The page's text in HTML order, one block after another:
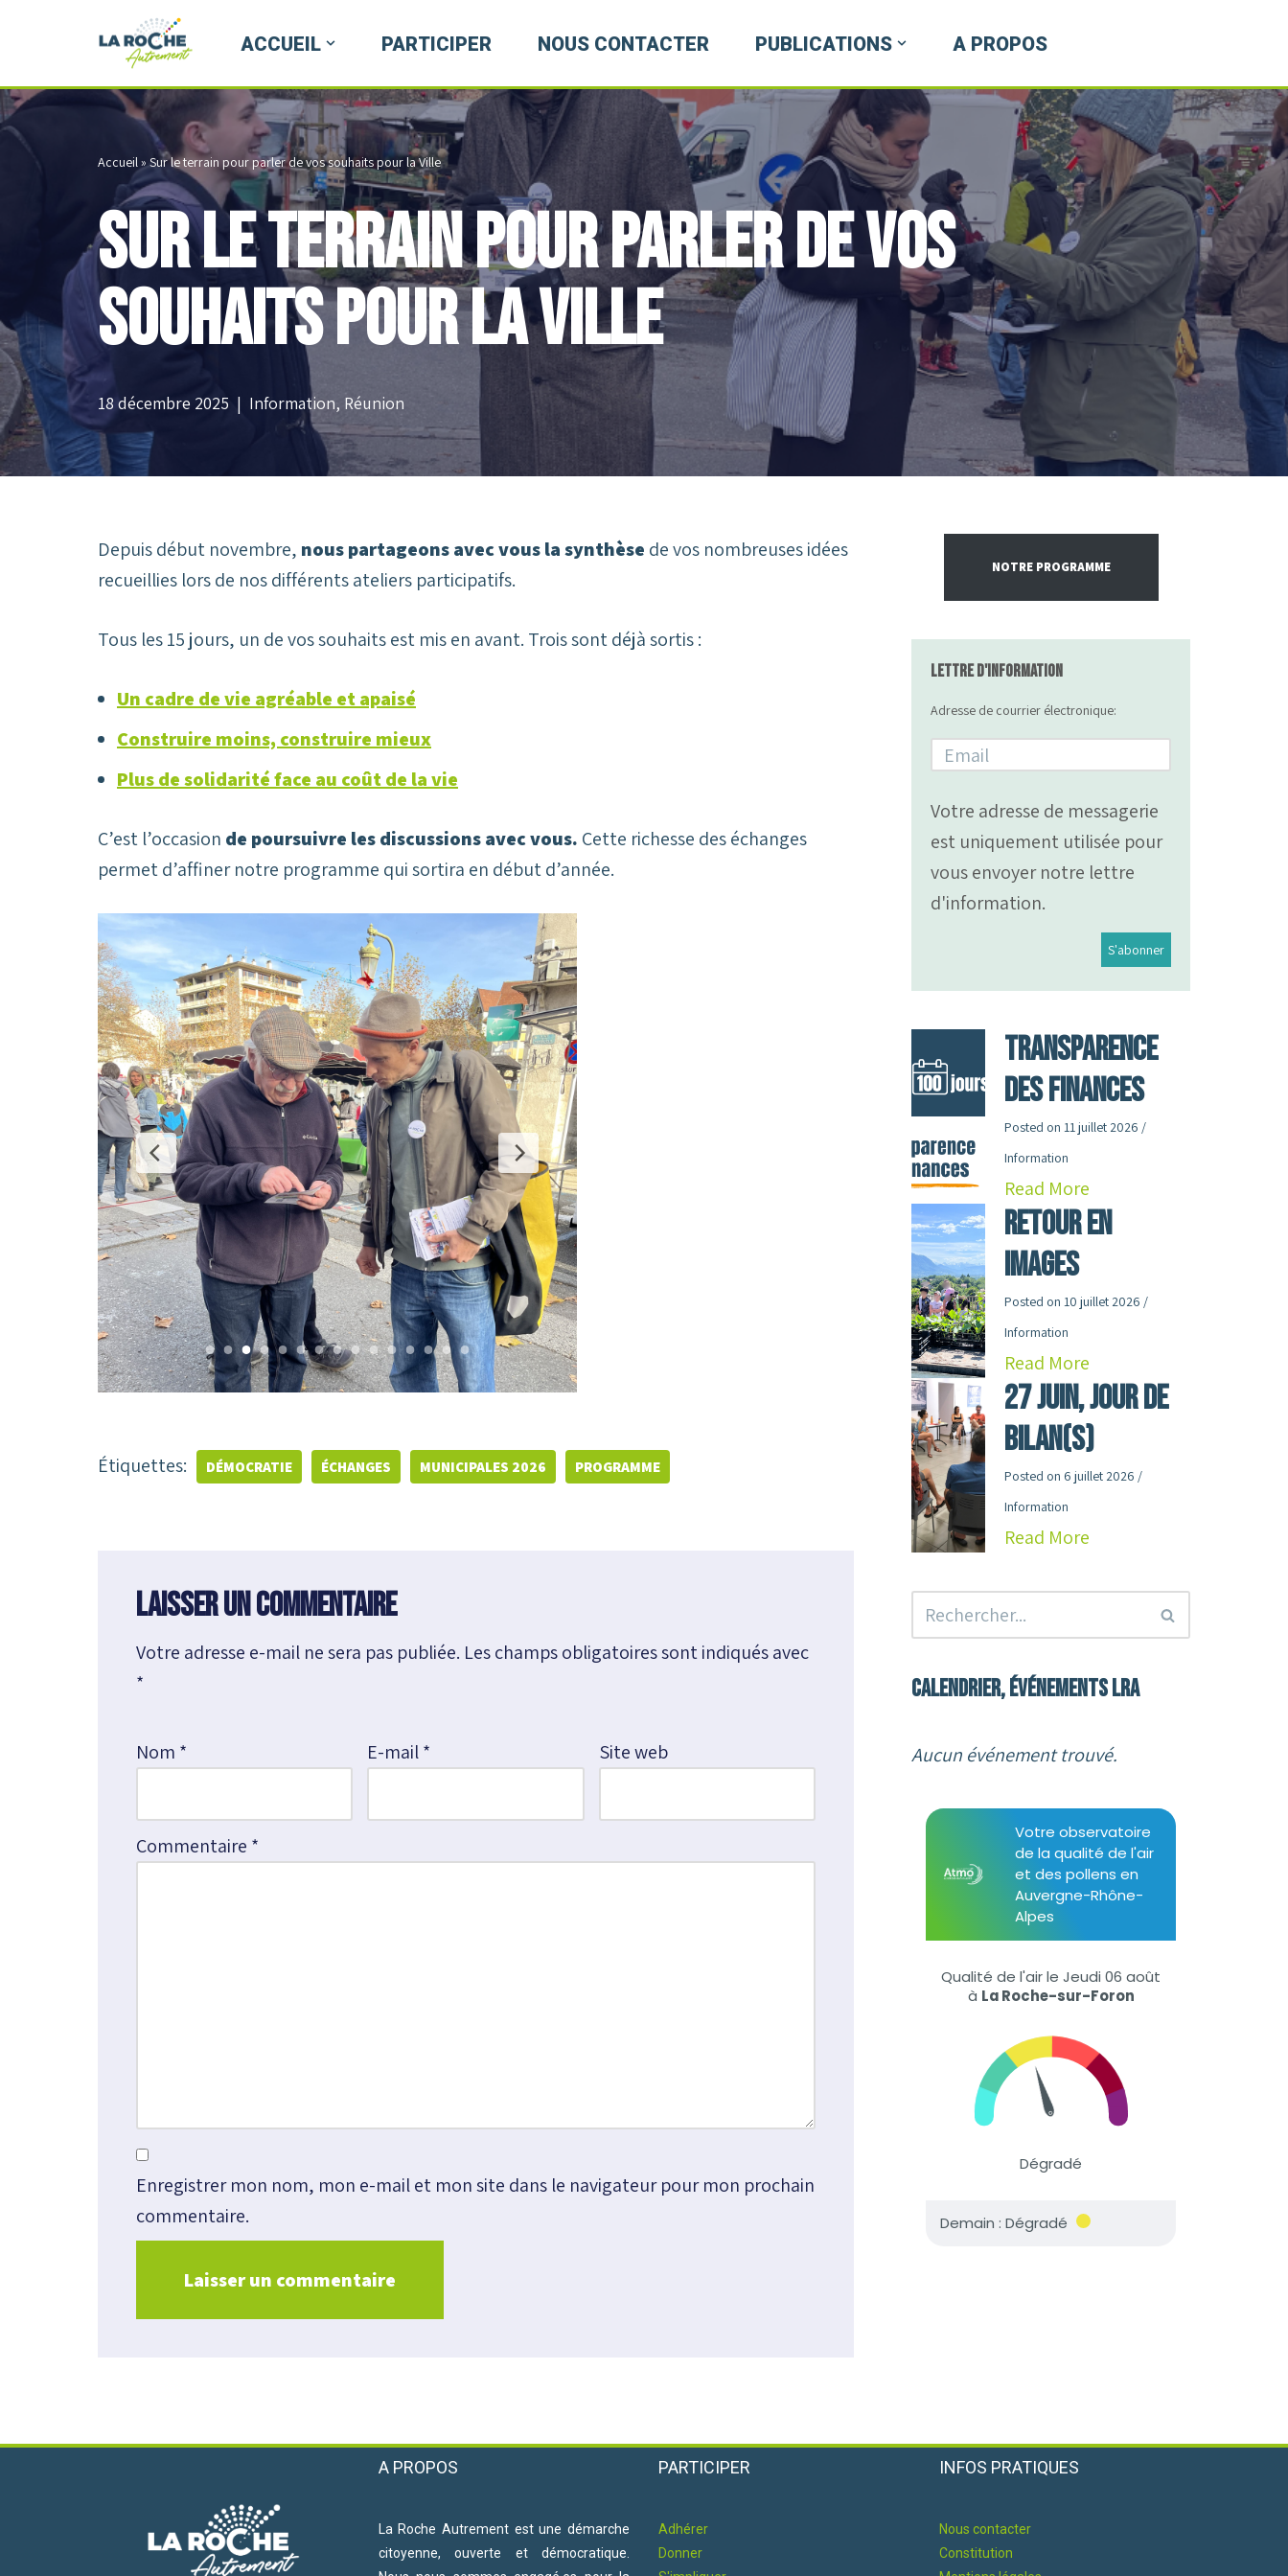
au
contenu
ACCUEIL PARTICIPER NOUS CONTACTER PUBLICATIONS A PROPOS
Accueil»Sur le terrain pour parler de vos souhaits pour la Ville
Sur le terrain pour parler de vos
souhaits pour la Ville
18 décembre 2025 Information, Réunion
Depuis début novembre, nous partageons avec vous la synthèse de vos nombreuses idées
recueillies lors de nos différents ateliers participatifs.
Tous les 15 jours, un de vos souhaits est mis en avant. Trois sont déjà sortis :
Un cadre de vie agréable et apaisé
Construire moins, construire mieux
Plus de solidarité face au coût de la vie
C’est l’occasion de poursuivre les discussions avec vous. Cette richesse des échanges
permet d’affiner notre programme qui sortira en début d’année.
Étiquettes: DÉMOCRATIE ÉCHANGES MUNICIPALES 2026 PROGRAMME
Laisser un commentaire
Votre adresse e-mail ne sera pas publiée. Les champs obligatoires sont indiqués avec
*
Nom * E-mail* Site web
Commentaire *
Enregistrer mon nom, mon e-mail et mon site dans le navigateur pour mon prochain
commentaire.
A
l
e
r
a
t
NOTRE PROGRAMME
Lettre d'information
Adresse de courrier électronique:
Votre adresse de messagerie
est uniquement utilisée pour
vous envoyer notre lettre
d'information.
Transparence
des finances
Posted on 11 juillet 2026 /
Information
Read More
RETOUR en
images
Posted on 10 juillet 2026 /
Information
Read More
27 juin, jour de
Bilan(s)
Posted on 6 juillet 2026 /
Information
Read More
Calendrier, événements LRA
Aucun événement trouvé.
A PROPOS
La Roche Autrement est une démarche
citoyenne, ouverte et démocratique.
PARTICIPER
Adhérer
Donner
INFOS PRATIQUES
Nous contacter
Constitution